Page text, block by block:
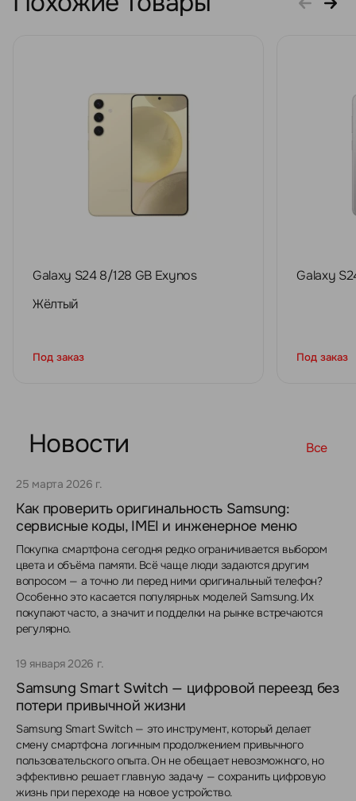
Galaxy S24 8/128 GB Exynos
Жёлтый
Под заказ
Galaxy
Под заказ
Новости Все
25 марта 2026 г.
Как проверить оригинальность Samsung:
сервисные коды, IMEI и инженерное меню
Покупка смартфона сегодня редко ограничивается выбором
цвета и объёма памяти. Всё чаще люди задаются другим
вопросом — а точно ли перед ними оригинальный телефон?
Особенно это касается популярных моделей Samsung. Их
покупают часто, а значит и подделки на рынке встречаются
регулярно.
19 января 2026 г.
Samsung Smart Switch — цифровой переезд без
потери привычной жизни
Samsung Smart Switch — это инструмент, который делает
смену смартфона логичным продолжением привычного
пользовательского опыта. Он не обещает невозможного, но
эффективно решает главную задачу — сохранить цифровую
жизнь при переходе на новое устройство.